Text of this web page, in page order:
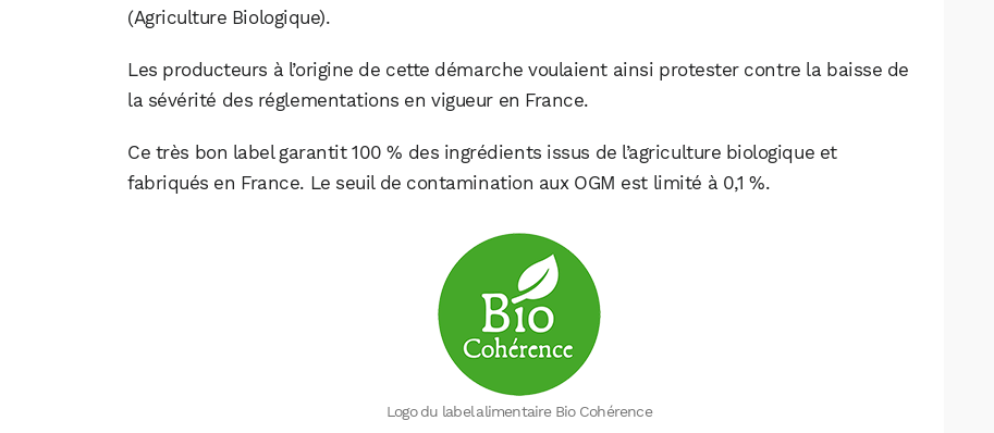
(Agriculture Biologique).
Les producteurs à l’origine de cette démarche voulaient ainsi protester contre la baisse de
la sévérité des réglementations en vigueur en France.
Ce très bon label garantit 100 % des ingrédients issus de l’agriculture biologique et
fabriqués en France. Le seuil de contamination aux OGM est limité à 0,1 %.
Logo du label alimentaire Bio Cohérence